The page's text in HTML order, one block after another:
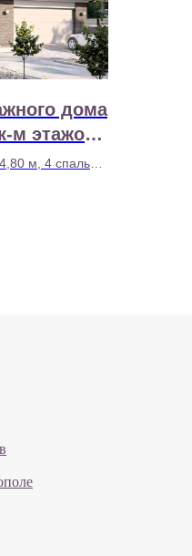
дома
м этажом
м, 4 спальни